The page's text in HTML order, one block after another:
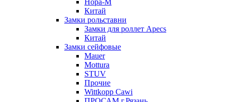
Нора-М
Китай
Замки рольставни
Замки для роллет Apecs
Китай
Замки сейфовые
Mauer
Mottura
STUV
Прочие
Wittkopp Cawi